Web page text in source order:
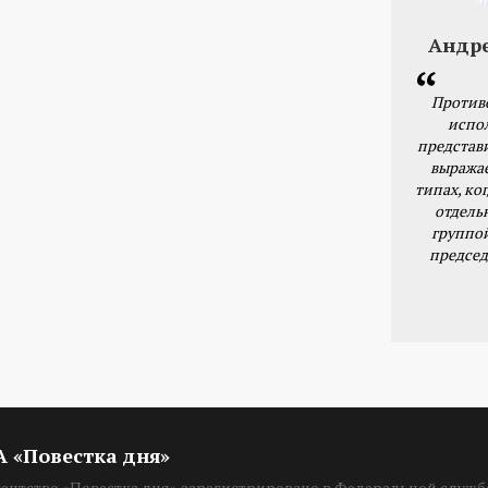
типах,
«Повестка дня»